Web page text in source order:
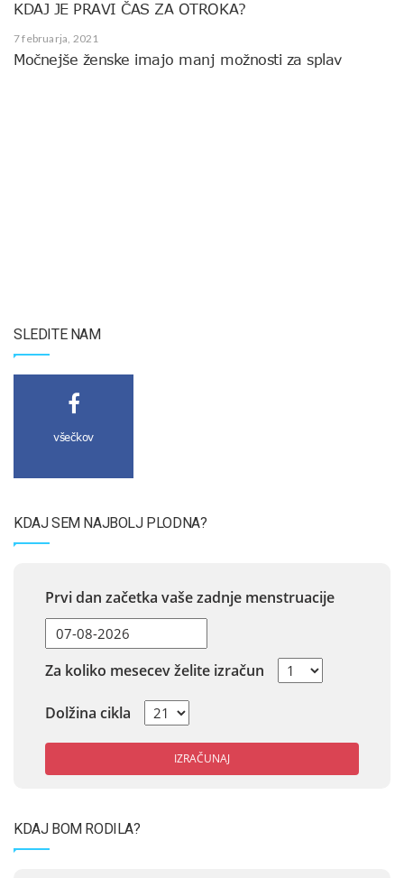
KDAJ JE PRAVI ČAS ZA OTROKA?
7 februarja, 2021
Močnejše ženske imajo manj možnosti za splav
SLEDITE NAM
všečkov
KDAJ SEM NAJBOLJ PLODNA?
Prvi dan začetka vaše zadnje menstruacije
Za koliko mesecev želite izračun
Dolžina cikla
IZRAČUNAJ
KDAJ BOM RODILA?